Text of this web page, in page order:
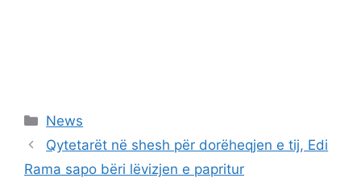
Categories
News
Qytetarët në shesh për dorëheqjen e tij, Edi
Rama sapo bëri lëvizjen e papritur